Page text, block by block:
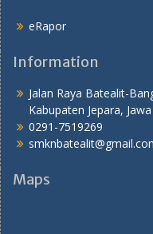
eRapor
Information
Jalan Raya Batealit-
Kabupaten Jepara,
0291-7519269
Maps